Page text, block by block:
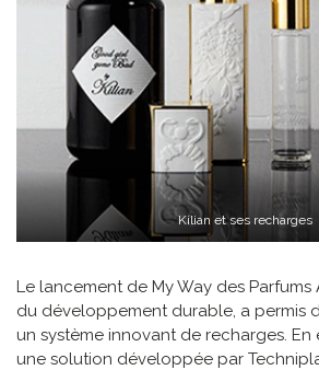
Kilian et ses recharges
Le lancement de My Way des Parfums
du développement durable, a permis
un système innovant de recharges. En
une solution développée par